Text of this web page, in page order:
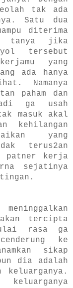
tak ada
Satu dua
diterima
tanya jika
tersebut
yang
ada hanya
Namanya
paham dan
ga usah
masuk akal
kehilangan
yang
terus2an
patner kerja
sejatinya
tercipta
rasa ga
ke
sikap
dia adalah
keluarganya.
keluarganya